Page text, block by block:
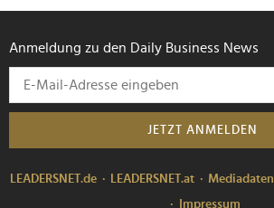
Anmeldung zu den Daily Business News
JETZT ANMELDEN
LEADERSNET.de LEADERSNET.at Mediadaten
Impressum